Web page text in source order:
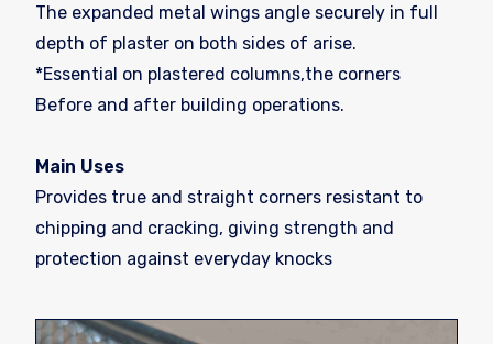
The expanded metal wings angle securely in full
depth of plaster on both sides of arise.
*Essential on plastered columns,the corners
Before and after building operations.
Main Uses
Provides true and straight corners resistant to
chipping and cracking, giving strength and
protection against everyday knocks